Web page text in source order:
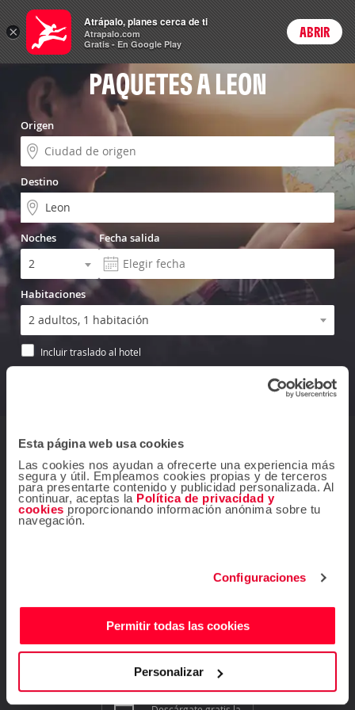
Esta página web usa cookies
Las cookies nos ayudan a ofrecerte una experiencia más
segura y útil. Empleamos cookies propias y de terceros
para presentarte contenido y publicidad personalizada. Al
continuar, aceptas la Política de privacidad y
cookies proporcionando información anónima sobre tu
navegación.
Configuraciones
Permitir todas las cookies
Personalizar
Menú Login
PAQUETES A LEON
Origen
Destino
Noches Fecha salida
Habitaciones
Incluir traslado al hotel
¿Dudas? Contáctanos
Mis reservas
Ir al Centro de ayuda
Contacta con nosotros
info@atrapalo.com.pa
¡Síguenos!
×
Atrápalo, planes cerca de ti
Atrapalo.com
Gratis - En Google Play
ABRIR